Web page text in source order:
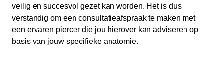
veilig en succesvol gezet kan worden. Het is dus
verstandig om een consultatieafspraak te maken met
een ervaren piercer die jou hierover kan adviseren op
basis van jouw specifieke anatomie.